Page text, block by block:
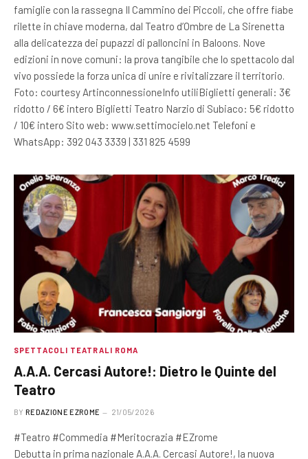
famiglie con la rassegna Il Cammino dei Piccoli, che offre fiabe
rilette in chiave moderna, dal Teatro d’Ombre de La Sirenetta
alla delicatezza dei pupazzi di palloncini in Baloons. Nove
edizioni in nove comuni: la prova tangibile che lo spettacolo dal
vivo possiede la forza unica di unire e rivitalizzare il territorio.
Foto: courtesy ArtinconnessioneInfo utiliBiglietti generali: 3€
ridotto / 6€ intero Biglietti Teatro Narzio di Subiaco: 5€ ridotto
/ 10€ intero Sito web: www.settimocielo.net Telefoni e
WhatsApp: 392 043 3339 | 331 825 4599
SPETTACOLI TEATRALI ROMA
A.A.A. Cercasi Autore!: Dietro le Quinte del
Teatro
BY REDAZIONE EZROME 21/05/2026
#Teatro #Commedia #Meritocrazia #EZrome
Debutta in prima nazionale A.A.A. Cercasi Autore!, la nuova